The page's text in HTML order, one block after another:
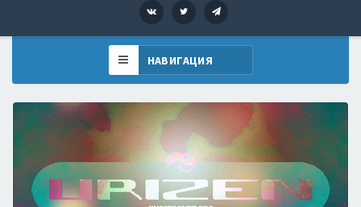
VK Twitter